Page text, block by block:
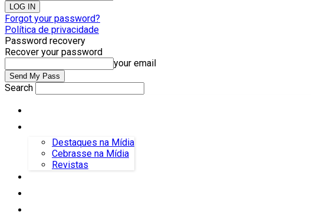
Forgot your password?
Política de privacidade
Password recovery
Recover your password
your email
Search
Destaques na Mídia
Cebrasse na Mídia
Revistas